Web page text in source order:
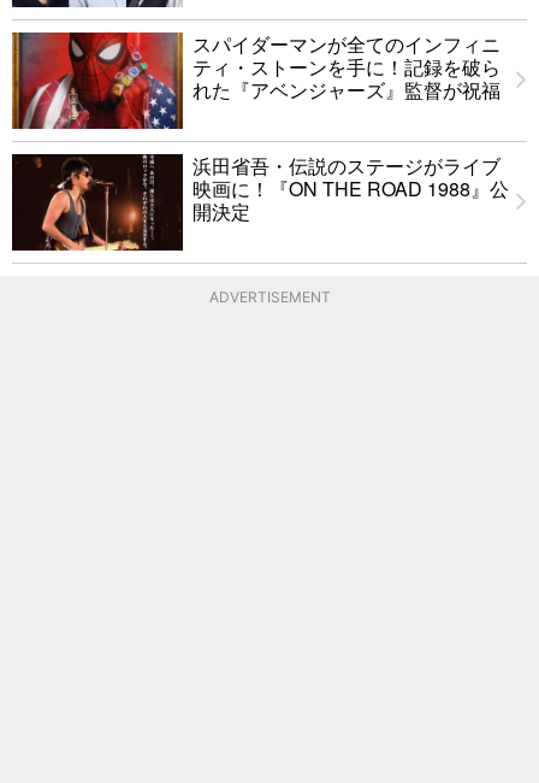
スパイダーマンが全てのインフィニ
ティ・ストーンを手に！記録を破ら
れた『アベンジャーズ』監督が祝福
浜田省吾・伝説のステージがライブ
映画に！『ON THE ROAD 1988』公
開決定
ADVERTISEMENT